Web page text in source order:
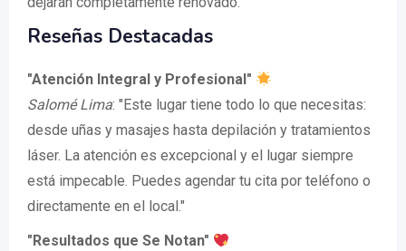
Reseñas Destacadas
"Atención Integral y Profesional"
Salomé Lima: "Este lugar tiene todo lo que necesitas:
desde uñas y masajes hasta depilación y tratamientos
láser. La atención es excepcional y el lugar siempre
está impecable. Puedes agendar tu cita por teléfono o
directamente en el local."
"Resultados que Se Notan"